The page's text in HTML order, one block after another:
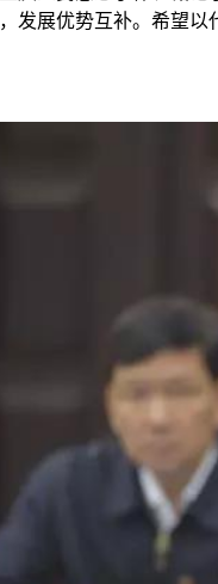
发展优势互补。希望